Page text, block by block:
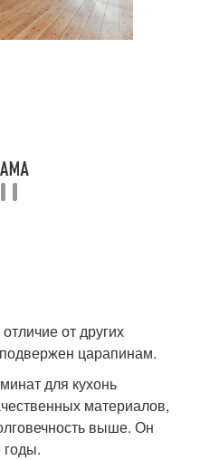
от других
царапинам.
для кухонь
материалов,
выше. Он
годы.